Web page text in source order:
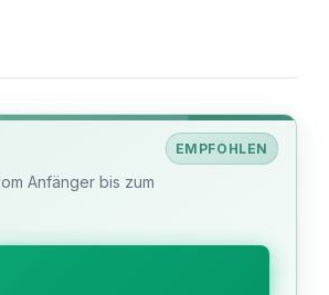
EMPFOHLEN
Anfänger bis zum